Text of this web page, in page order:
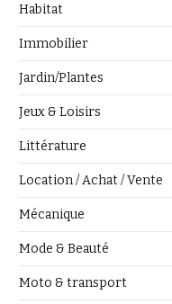
Habitat
Immobilier
Jardin/Plantes
Jeux & Loisirs
Littérature
Location / Achat / Vente
Mécanique
Mode & Beauté
Moto & transport